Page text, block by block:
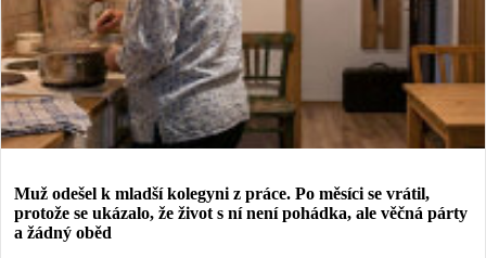
Muž odešel k mladší kolegyni z práce. Po měsíci se vrátil,
protože se ukázalo, že život s ní není pohádka, ale věčná párty
a žádný oběd